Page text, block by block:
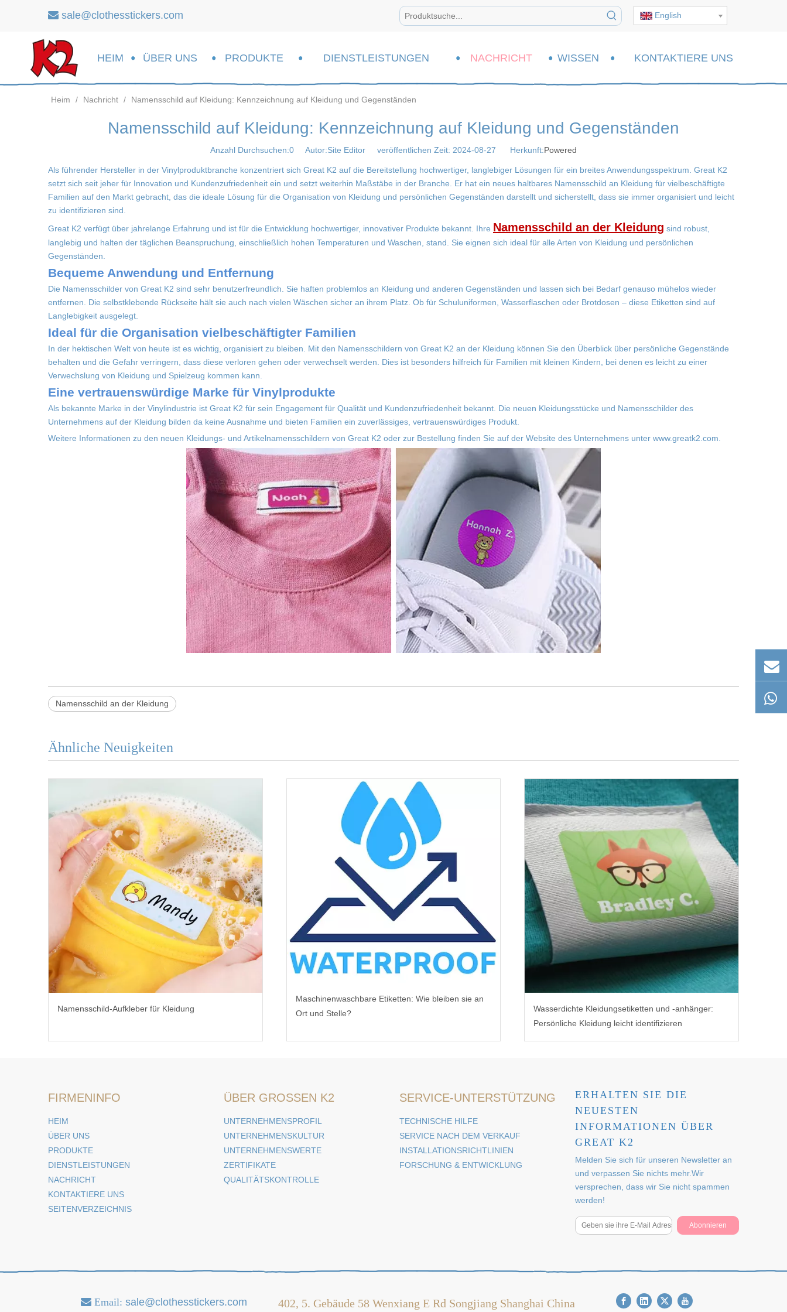
 sale@clothesstickers.com English
HEIM ÜBER UNS PRODUKTE DIENSTLEISTUNGEN NACHRICHT WISSEN KONTAKTIERE UNS
Heim / Nachricht / Namensschild auf Kleidung: Kennzeichnung auf Kleidung und Gegenständen
Namensschild auf Kleidung: Kennzeichnung auf Kleidung und Gegenständen
Anzahl Durchsuchen:0 Autor:Site Editor veröffentlichen Zeit: 2024-08-27 Herkunft:Powered
Als führender Hersteller in der Vinylproduktbranche konzentriert sich Great K2 auf die Bereitstellung hochwertiger, langlebiger Lösungen für ein breites Anwendungsspektrum. Great K2
setzt sich seit jeher für Innovation und Kundenzufriedenheit ein und setzt weiterhin Maßstäbe in der Branche. Er hat ein neues haltbares Namensschild an Kleidung für vielbeschäftigte
Familien auf den Markt gebracht, das die ideale Lösung für die Organisation von Kleidung und persönlichen Gegenständen darstellt und sicherstellt, dass sie immer organisiert und leicht
zu identifizieren sind.
Great K2 verfügt über jahrelange Erfahrung und ist für die Entwicklung hochwertiger, innovativer Produkte bekannt. Ihre Namensschild an der Kleidung sind robust,
langlebig und halten der täglichen Beanspruchung, einschließlich hohen Temperaturen und Waschen, stand. Sie eignen sich ideal für alle Arten von Kleidung und persönlichen
Gegenständen.
Bequeme Anwendung und Entfernung
Die Namensschilder von Great K2 sind sehr benutzerfreundlich. Sie haften problemlos an Kleidung und anderen Gegenständen und lassen sich bei Bedarf genauso mühelos wieder
entfernen. Die selbstklebende Rückseite hält sie auch nach vielen Wäschen sicher an ihrem Platz. Ob für Schuluniformen, Wasserflaschen oder Brotdosen – diese Etiketten sind auf
Langlebigkeit ausgelegt.
Ideal für die Organisation vielbeschäftigter Familien
In der hektischen Welt von heute ist es wichtig, organisiert zu bleiben. Mit den Namensschildern von Great K2 an der Kleidung können Sie den Überblick über persönliche Gegenstände
behalten und die Gefahr verringern, dass diese verloren gehen oder verwechselt werden. Dies ist besonders hilfreich für Familien mit kleinen Kindern, bei denen es leicht zu einer
Verwechslung von Kleidung und Spielzeug kommen kann.
Eine vertrauenswürdige Marke für Vinylprodukte
Als bekannte Marke in der Vinylindustrie ist Great K2 für sein Engagement für Qualität und Kundenzufriedenheit bekannt. Die neuen Kleidungsstücke und Namensschilder des
Unternehmens auf der Kleidung bilden da keine Ausnahme und bieten Familien ein zuverlässiges, vertrauenswürdiges Produkt.
Weitere Informationen zu den neuen Kleidungs- und Artikelnamensschildern von Great K2 oder zur Bestellung finden Sie auf der Website des Unternehmens unter www.greatk2.com.
Namensschild an der Kleidung
Ähnliche Neuigkeiten
Namensschild-Aufkleber für Kleidung
Maschinenwaschbare Etiketten: Wie bleiben sie an
Ort und Stelle?
Wasserdichte Kleidungsetiketten und -anhänger:
Persönliche Kleidung leicht identifizieren
FIRMENINFO
HEIM
ÜBER UNS
PRODUKTE
DIENSTLEISTUNGEN
NACHRICHT
KONTAKTIERE UNS
SEITENVERZEICHNIS
ÜBER GROSSEN K2
UNTERNEHMENSPROFIL
UNTERNEHMENSKULTUR
UNTERNEHMENSWERTE
ZERTIFIKATE
QUALITÄTSKONTROLLE
SERVICE-UNTERSTÜTZUNG
TECHNISCHE HILFE
SERVICE NACH DEM VERKAUF
INSTALLATIONSRICHTLINIEN
FORSCHUNG & ENTWICKLUNG
ERHALTEN SIE DIE
NEUESTEN
INFORMATIONEN ÜBER
GREAT K2
Melden Sie sich für unseren Newsletter an
und verpassen Sie nichts mehr.Wir
versprechen, dass wir Sie nicht spammen
werden!
Abonnieren
 Email: sale@clothesstickers.com 402, 5. Gebäude 58 Wenxiang E Rd Songjiang Shanghai China